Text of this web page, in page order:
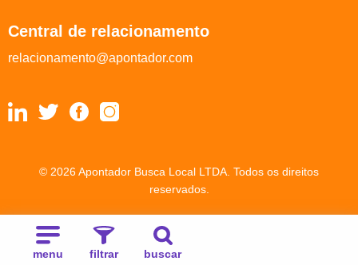
menu filtrar buscar
Central de relacionamento
relacionamento@apontador.com
© 2026 Apontador Busca Local LTDA. Todos os direitos
reservados.